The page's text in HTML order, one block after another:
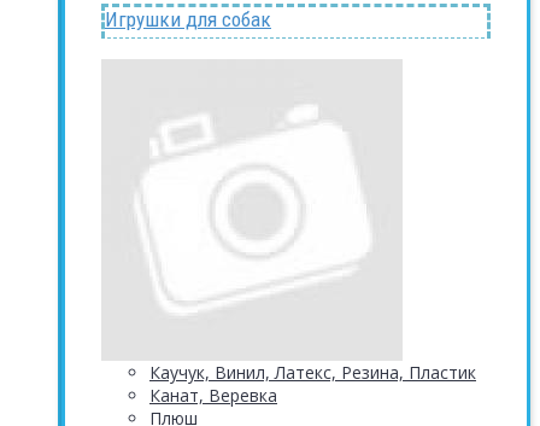
Игрушки для собак
Каучук, Винил, Латекс, Резина, Пластик
Канат, Веревка
Плюш